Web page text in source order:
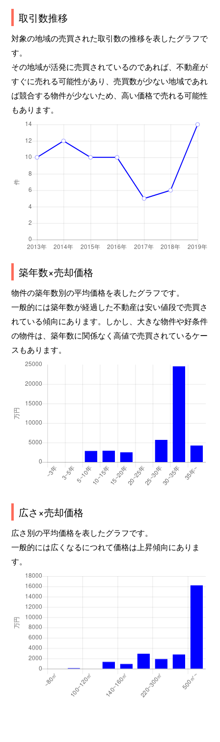
取引数推移
対象の地域の売買された取引数の推移を表したグラフで
す。
その地域が活発に売買されているのであれば、不動産が
すぐに売れる可能性があり、売買数が少ない地域であれ
ば競合する物件が少ないため、高い価格で売れる可能性
もあります。
築年数×売却価格
物件の築年数別の平均価格を表したグラフです。
一般的には築年数が経過した不動産は安い値段で売買さ
れている傾向にあります。しかし、大きな物件や好条件
の物件は、築年数に関係なく高値で売買されているケー
スもあります。
広さ×売却価格
広さ別の平均価格を表したグラフです。
一般的には広くなるにつれて価格は上昇傾向にありま
す。